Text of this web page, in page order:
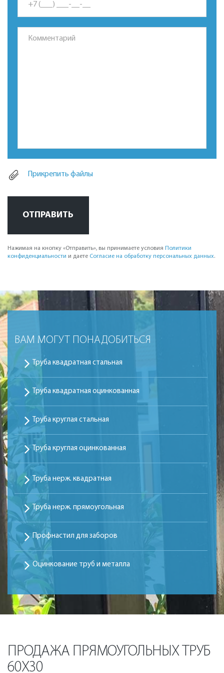
Прикрепить файлы
ОТПРАВИТЬ
Нажимая на кнопку «Отправить», вы принимаете условия Политики
конфиденциальности и даете Согласие на обработку персональных данных.
ВАМ МОГУТ ПОНАДОБИТЬСЯ
Труба квадратная стальная
Труба квадратная оцинкованная
Труба круглая стальная
Труба круглая оцинкованная
Труба нерж. квадратная
Труба нерж. прямоугольная
Профнастил для заборов
Оцинкование труб и металла
ПРОДАЖА ПРЯМОУГОЛЬНЫХ ТРУБ
60Х30